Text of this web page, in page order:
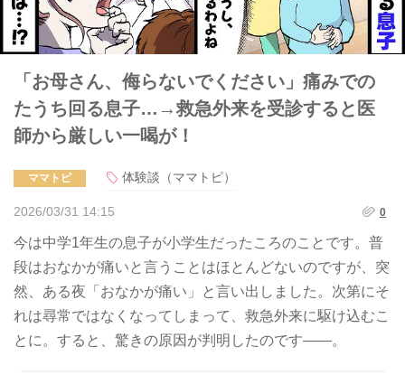
「お母さん、侮らないでください」痛みでの
たうち回る息子…→救急外来を受診すると医
師から厳しい一喝が！
ママトピ 体験談（ママトピ）
2026/03/31 14:15 0
今は中学1年生の息子が小学生だったころのことです。普
段はおなかが痛いと言うことはほとんどないのですが、突
然、ある夜「おなかが痛い」と言い出しました。次第にそ
れは尋常ではなくなってしまって、救急外来に駆け込むこ
とに。すると、驚きの原因が判明したのです――。